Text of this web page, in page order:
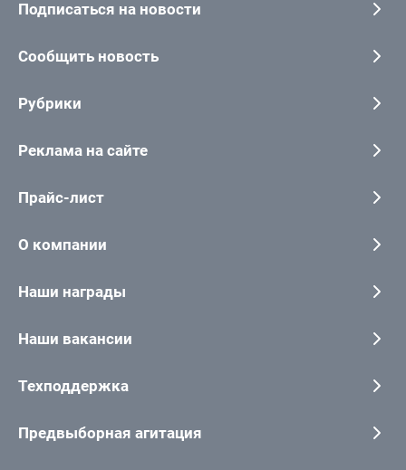
Подписаться на новости
Сообщить новость
Рубрики
Реклама на сайте
Прайс-лист
О компании
Наши награды
Наши вакансии
Техподдержка
Предвыборная агитация